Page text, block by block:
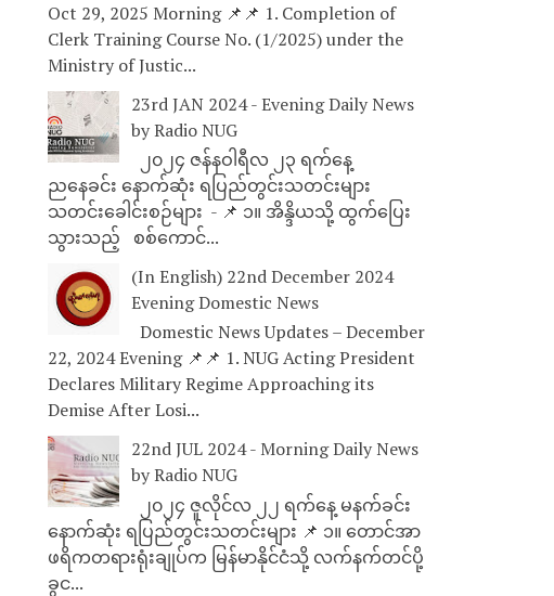
Oct 29, 2025 Morning 📌📌 1. Completion of
Clerk Training Course No. (1/2025) under the
Ministry of Justic...
23rd JAN 2024 - Evening Daily News
by Radio NUG
၂၀၂၄ ဇန်နဝါရီလ ၂၃ ရက်နေ့
ညနေခင်း နောက်ဆုံး ရပြည်တွင်းသတင်းများ
သတင်းခေါင်းစဉ်များ - 📌 ၁။ အိန္ဒိယသို့ ထွက်ပြေး
သွားသည့် စစ်ကောင်...
(In English) 22nd December 2024
Evening Domestic News
Domestic News Updates – December
22, 2024 Evening 📌📌 1. NUG Acting President
Declares Military Regime Approaching its
Demise After Losi...
22nd JUL 2024 - Morning Daily News
by Radio NUG
၂၀၂၄ ဇူလိုင်လ ၂၂ ရက်နေ့ မနက်ခင်း
နောက်ဆုံး ရပြည်တွင်းသတင်းများ 📌 ၁။ တောင်အာ
ဖရိကတရားရုံးချုပ်က မြန်မာနိုင်ငံသို့ လက်နက်တင်ပို့
ခွင...